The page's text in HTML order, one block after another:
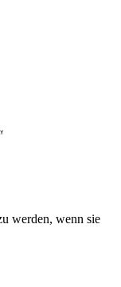
werden, wenn sie